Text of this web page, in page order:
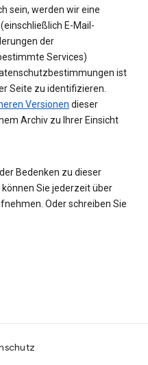
sein, werden wir eine
E-Mail-
der
Services)
ist
Seite zu identifizieren.
Versionen dieser
Archiv zu Ihrer Einsicht
Bedenken zu dieser
Sie jederzeit über
Oder schreiben Sie